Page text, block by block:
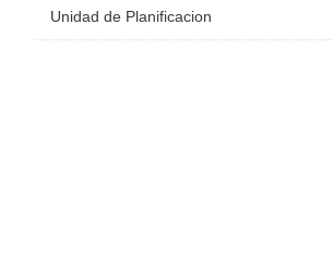
Unidad de Planificacion